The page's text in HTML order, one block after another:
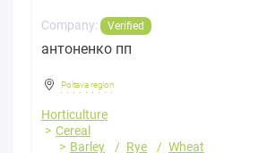
Company: Verified
антоненко пп
Poltava region
Horticulture
Cereal
Barley
Rye
Wheat